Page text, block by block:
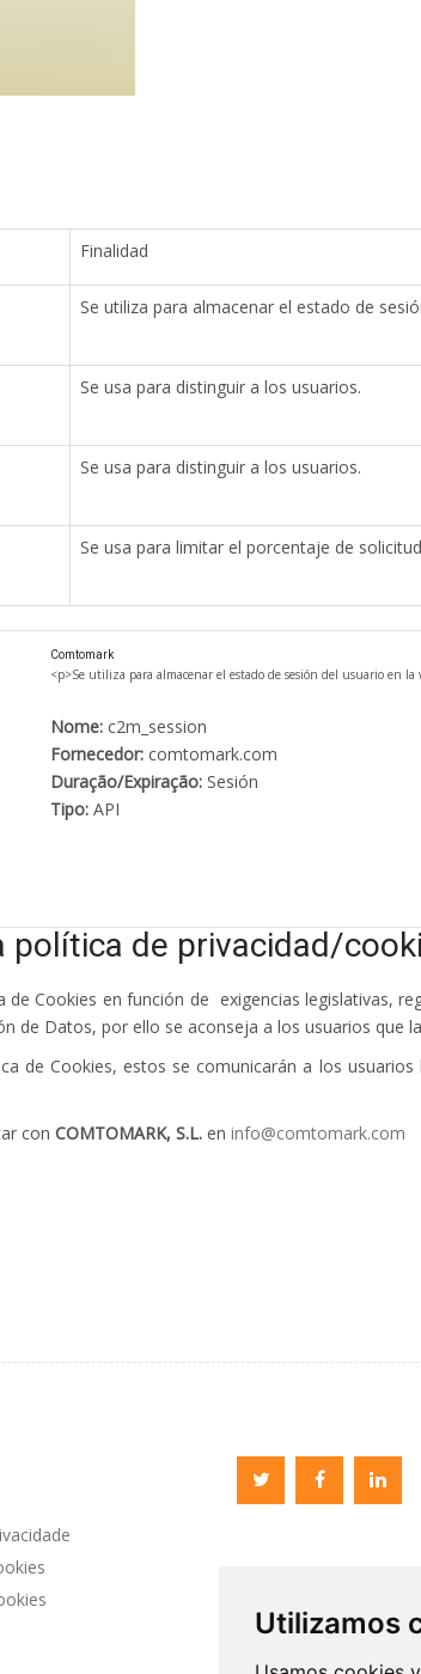
Utilizamos
Finalidad
Se utiliza para almacenar el estado de
Se usa para distinguir a los usuarios.
Se usa para distinguir a los usuarios.
Se usa para limitar el porcentaje de
Comtomark
<p>Se utiliza para almacenar el estado de sesión del usuario en la
Nome: c2m_session
Fornecedor: comtomark.com
Duração/Expiração: Sesión
Tipo: API
política de privacidad/
Cookies en función de exigencias legislativas,
de Datos, por ello se aconseja a los usuarios que
de Cookies, estos se comunicarán a los
con COMTOMARK, S.L. en info@comtomark.com